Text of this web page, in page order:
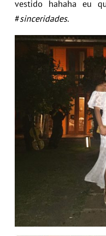
vestido hahaha eu
#sinceridades.